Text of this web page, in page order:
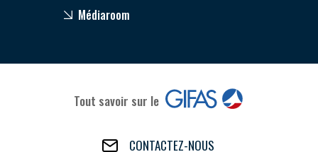
Médiaroom
Tout savoir sur le
CONTACTEZ-NOUS